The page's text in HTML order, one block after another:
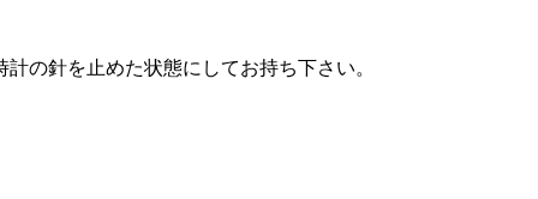
の針を止めた状態にしてお持ち下さい。